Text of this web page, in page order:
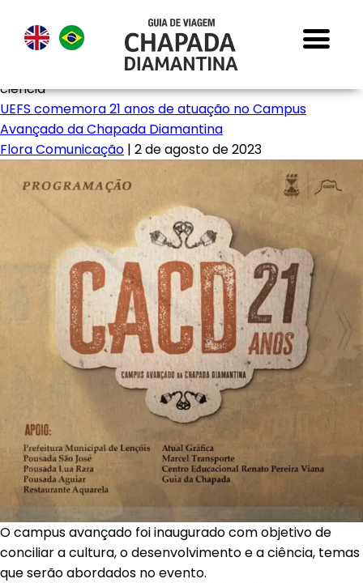
ciência
UEFS comemora 21 anos de atuação no Campus
Avançado da Chapada Diamantina
Flora Comunicação | 2 de agosto de 2023
O campus avançado foi inaugurado com objetivo de
conciliar a cultura, o desenvolvimento e a ciência, temas
que serão abordados no evento.